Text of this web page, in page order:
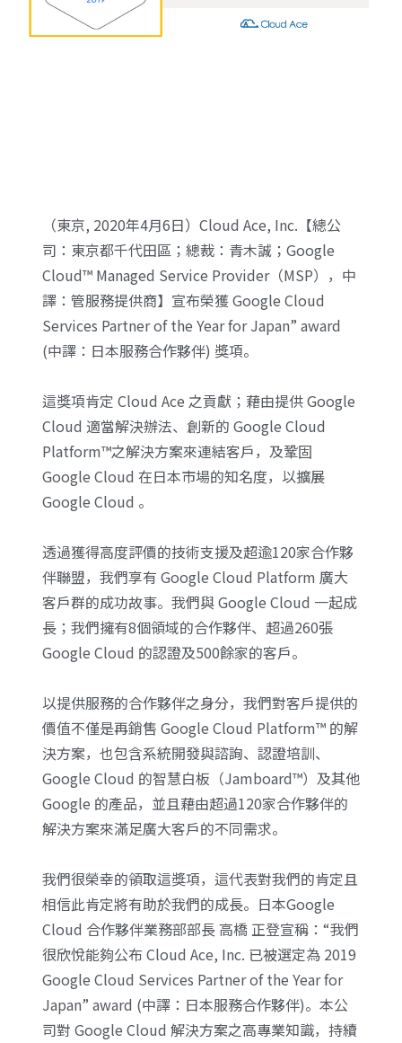
（東京, 2020年4月6日）Cloud Ace, Inc.【總公
司：東京都千代田區；總裁：青木誠；Google
Cloud™ Managed Service Provider（MSP），中
譯：管服務提供商】宣布榮獲 Google Cloud
Services Partner of the Year for Japan” award
(中譯：日本服務合作夥伴) 獎項。
這獎項肯定 Cloud Ace 之貢獻；藉由提供 Google
Cloud 適當解決辦法、創新的 Google Cloud
Platform™之解決方案來連結客戶，及鞏固
Google Cloud 在日本市場的知名度，以擴展
Google Cloud 。
透過獲得高度評價的技術支援及超逾120家合作夥
伴聯盟，我們享有 Google Cloud Platform 廣大
客戶群的成功故事。我們與 Google Cloud 一起成
長；我們擁有8個領域的合作夥伴、超過260張
Google Cloud 的認證及500餘家的客戶。
以提供服務的合作夥伴之身分，我們對客戶提供的
價值不僅是再銷售 Google Cloud Platform™ 的解
決方案，也包含系統開發與諮詢、認證培訓、
Google Cloud 的智慧白板（Jamboard™）及其他
Google 的產品，並且藉由超過120家合作夥伴的
解決方案來滿足廣大客戶的不同需求。
我們很榮幸的領取這獎項，這代表對我們的肯定且
相信此肯定將有助於我們的成長。日本Google
Cloud 合作夥伴業務部部長 高橋 正登宣稱：“我們
很欣悅能夠公布 Cloud Ace, Inc. 已被選定為 2019
Google Cloud Services Partner of the Year for
Japan” award (中譯：日本服務合作夥伴)。本公
司對 Google Cloud 解決方案之高專業知識，持續